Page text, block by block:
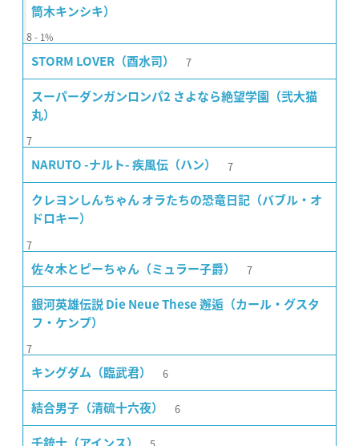
筒木キンシキ）
8 1%
STORM LOVER（酉水司） 7
スーパーダンガンロンパ2 さよなら絶望学園（弐大猫
丸）
7
NARUTO -ナルト- 疾風伝（ハン） 7
クレヨンしんちゃん オラたちの恐竜日記（バブル・オ
ドロキー）
7
佐々木とピーちゃん（ミュラー子爵） 7
銀河英雄伝説 Die Neue These 邂逅（カール・グスタ
フ・ケンプ）
7
キングダム（臨武君） 6
結合男子（清硫十六夜） 6
千銃士（アインス）